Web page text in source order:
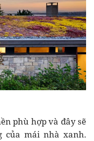
phù hợp và đây sẽ
của mái nhà xanh.